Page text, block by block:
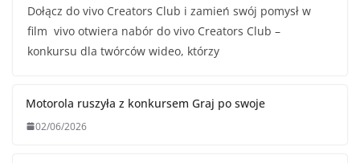
Dołącz do vivo Creators Club i zamień swój pomysł w
film vivo otwiera nabór do vivo Creators Club –
konkursu dla twórców wideo, którzy
Motorola ruszyła z konkursem Graj po swoje
02/06/2026